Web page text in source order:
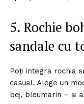
5. Rochie
sandale cu
Poți integra rochia
casual. Alege un
bej, bleumarin – și